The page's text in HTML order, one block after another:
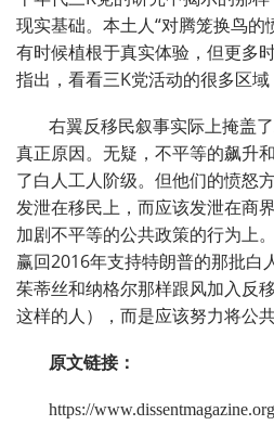
现实基础。本土人“对腾笼换鸟的
有时候植根于真实体验，但更多
指出，看看三K党活动的很多区域
右翼反移民叙事实际上掩盖
真正原因。无疑，不平等的飙升
了白人工人阶级。但他们的愤怒
发泄在移民上，而应该发泄在商
加剧不平等的公共政策的行为上
赢回2016年支持特朗普的那批白
茱蒂丝和纳格尔那样跟风加入反
这样的人），而是应该努力将公
原文链接：
https://